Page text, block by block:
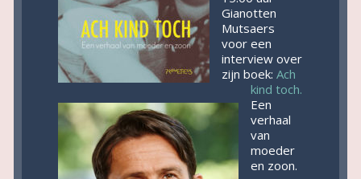
Gianotten
Mutsaers
voor een
interview over
zijn boek: Ach
kind toch.
Een
verhaal
van
moeder
en zoon.